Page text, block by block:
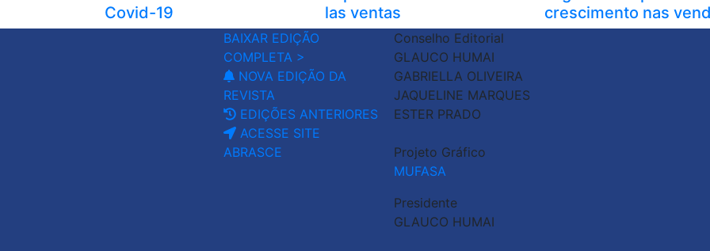
Covid-19
las ventas
crescimento nas
BAIXAR EDIÇÃO
COMPLETA >
NOVA EDIÇÃO DA
REVISTA
EDIÇÕES ANTERIORES
ACESSE SITE
ABRASCE
Conselho Editorial
GLAUCO HUMAI
GABRIELLA OLIVEIRA
JAQUELINE MARQUES
ESTER PRADO
Projeto Gráfico
MUFASA
Presidente
GLAUCO HUMAI